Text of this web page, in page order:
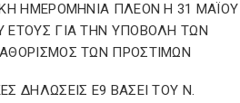
ΗΜΕΡΟΜΗΝΙΑ ΠΛΕΟΝ Η 31 ΜΑΪΟΥ
ΕΤΟΥΣ ΓΙΑ ΤΗΝ ΥΠΟΒΟΛΗ ΤΩΝ
ΤΩΝ ΠΡΟΣΤΙΜΩΝ
ΔΗΛΩΣΕΙΣ Ε9 ΒΑΣΕΙ ΤΟΥ Ν.